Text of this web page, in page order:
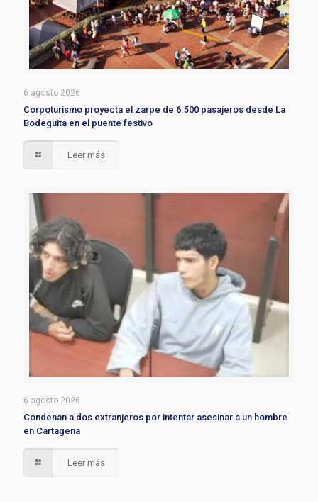
6 agosto 2026
Corpoturismo proyecta el zarpe de 6.500 pasajeros desde La
Bodeguita en el puente festivo
Leer más
6 agosto 2026
Condenan a dos extranjeros por intentar asesinar a un hombre
en Cartagena
Leer más